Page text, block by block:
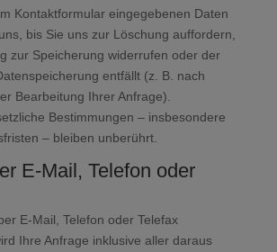
Kontaktformular eingegebenen Daten
bis Sie uns zur Löschung auffordern,
zur Speicherung widerrufen oder der
entfällt (z. B. nach
Bearbeitung Ihrer Anfrage).
Bestimmungen – insbesondere
– bleiben unberührt.
E-Mail, Telefon oder
E-Mail, Telefon oder Telefax
Ihre Anfrage inklusive aller daraus